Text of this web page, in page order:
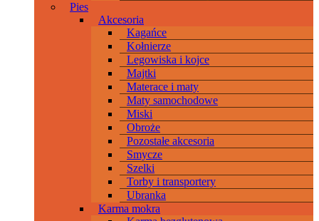
Pies
Akcesoria
Kagańce
Kołnierze
Legowiska i kojce
Majtki
Materace i maty
Maty samochodowe
Miski
Obroże
Pozostałe akcesoria
Smycze
Szelki
Torby i transportery
Ubranka
Karma mokra